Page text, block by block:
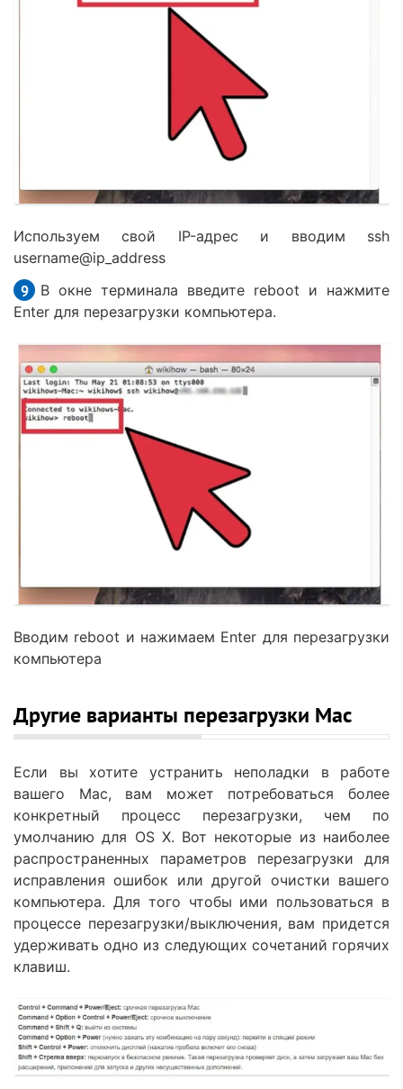
Используем свой IP-адрес и вводим ssh
username@ip_address
В окне терминала введите reboot и нажмите
Enter для перезагрузки компьютера.
Вводим reboot и нажимаем Enter для перезагрузки
компьютера
Другие варианты перезагрузки Mac
Если вы хотите устранить неполадки в работе
вашего Mac, вам может потребоваться более
конкретный процесс перезагрузки, чем по
умолчанию для OS X. Вот некоторые из наиболее
распространенных параметров перезагрузки для
исправления ошибок или другой очистки вашего
компьютера. Для того чтобы ими пользоваться в
процессе перезагрузки/выключения, вам придется
удерживать одно из следующих сочетаний горячих
клавиш.